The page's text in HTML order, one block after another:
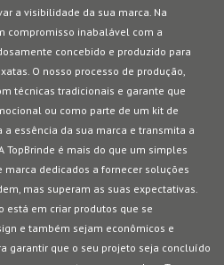
a visibilidade da sua marca. Na
compromisso inabalável com a
concebido e produzido para
O nosso processo de produção,
técnicas tradicionais e garante que
ou como parte de um kit de
essência da sua marca e transmita a
TopBrinde é mais do que um simples
dedicados a fornecer soluções
mas superam as suas expectativas.
está em criar produtos que se
e também sejam econômicos e
garantir que o seu projeto seja concluído